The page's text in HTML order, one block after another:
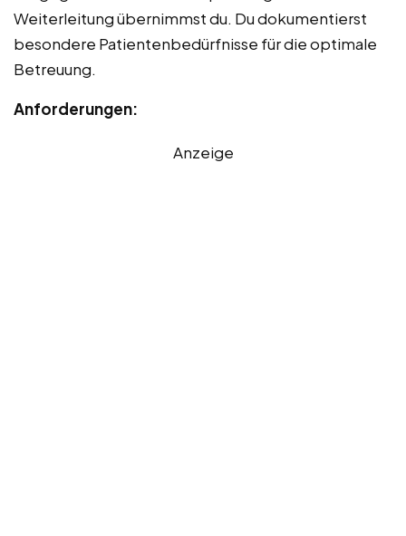
Weiterleitung übernimmst du. Du dokumentierst
besondere Patientenbedürfnisse für die optimale
Betreuung.
Anforderungen:
Anzeige